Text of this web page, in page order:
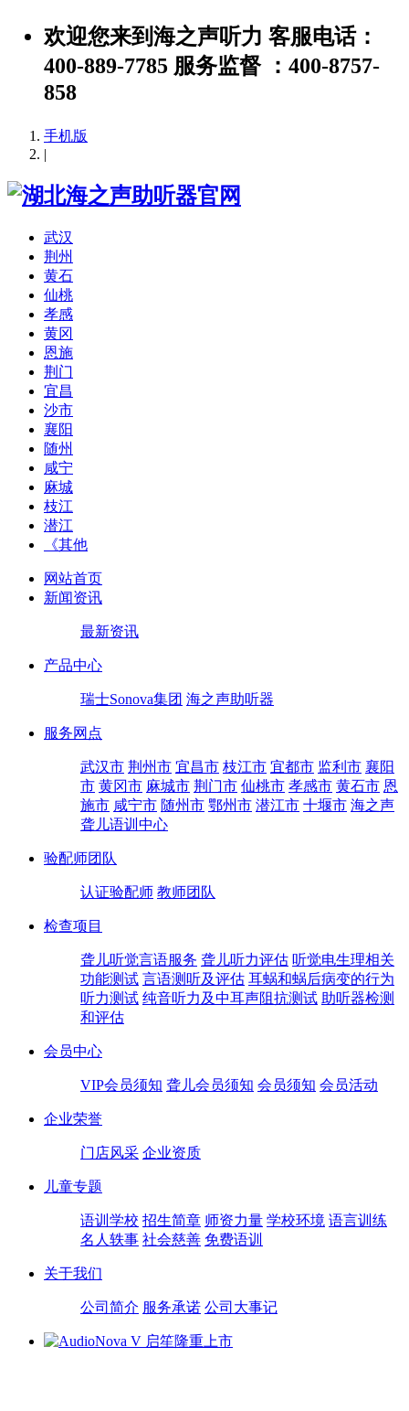
欢迎您来到海之声听力 客服电话：
400-889-7785 服务监督 ：400-8757-
858
手机版
|
武汉
荆州
黄石
仙桃
孝感
黄冈
恩施
荆门
宜昌
沙市
襄阳
随州
咸宁
麻城
枝江
潜江
《其他
网站首页
新闻资讯
最新资讯
产品中心
瑞士Sonova集团 海之声助听器
服务网点
武汉市 荆州市 宜昌市 枝江市 宜都市 监利市 襄阳
市 黄冈市 麻城市 荆门市 仙桃市 孝感市 黄石市 恩
施市 咸宁市 随州市 鄂州市 潜江市 十堰市 海之声
聋儿语训中心
验配师团队
认证验配师 教师团队
检查项目
聋儿听觉言语服务 聋儿听力评估 听觉电生理相关
功能测试 言语测听及评估 耳蜗和蜗后病变的行为
听力测试 纯音听力及中耳声阻抗测试 助听器检测
和评估
会员中心
VIP会员须知 聋儿会员须知 会员须知 会员活动
企业荣誉
门店风采 企业资质
儿童专题
语训学校 招生简章 师资力量 学校环境 语言训练
名人轶事 社会慈善 免费语训
关于我们
公司简介 服务承诺 公司大事记